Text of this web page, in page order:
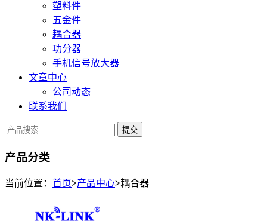
塑料件
五金件
耦合器
功分器
手机信号放大器
文章中心
公司动态
联系我们
提交
产品分类
当前位置： 首页>产品中心>耦合器